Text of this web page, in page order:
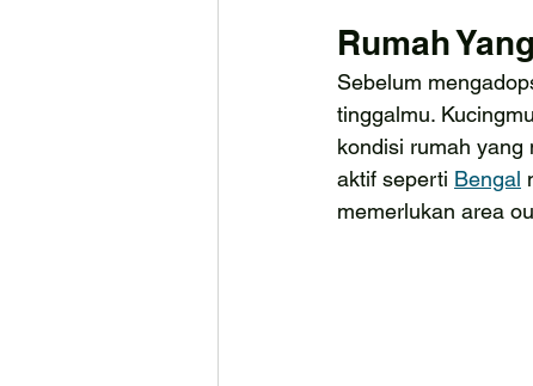
Rumah
Sebelum
tinggalmu.
kondisi rumah yang
aktif seperti Bengal
memerlukan area